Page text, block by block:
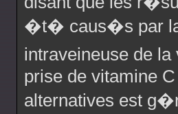
�t� caus�s par
intraveineuse de
prise de vitamine
alternatives est